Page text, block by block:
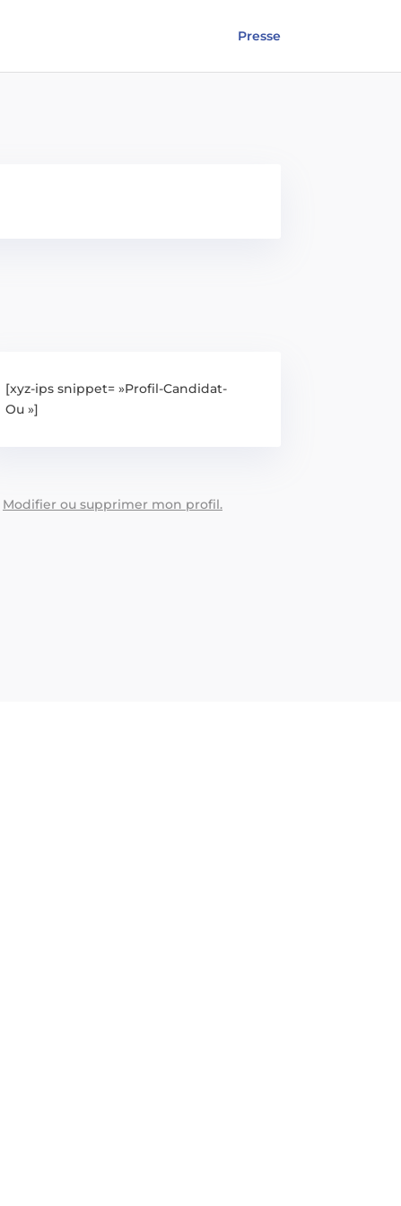
Presse
[xyz-ips snippet= »Profil-Candidat-
Ou »]
Modifier ou supprimer mon profil.